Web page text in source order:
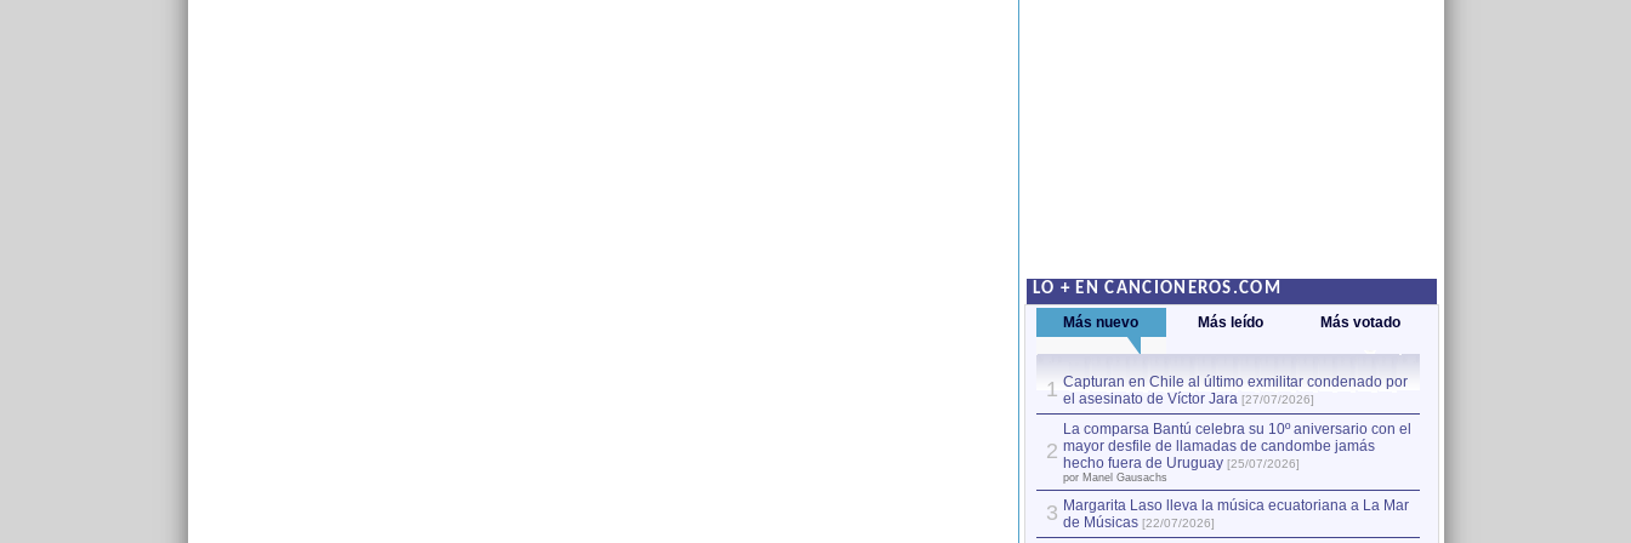
LO + EN CANCIONEROS.COM
Más nuevo Más leído Más votado
1 Capturan en Chile al último exmilitar condenado por
el asesinato de Víctor Jara [27/07/2026]
2
La comparsa Bantú celebra su 10º aniversario con el
mayor desfile de llamadas de candombe jamás
hecho fuera de Uruguay [25/07/2026]
por Manel Gausachs
3 Margarita Laso lleva la música ecuatoriana a La Mar
de Músicas [22/07/2026]